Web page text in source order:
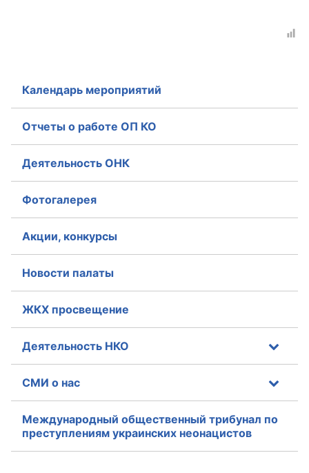
Календарь мероприятий
Отчеты о работе ОП КО
Деятельность ОНК
Фотогалерея
Акции, конкурсы
Новости палаты
ЖКХ просвещение
Деятельность НКО
СМИ о нас
Международный общественный трибунал по
преступлениям украинских неонацистов